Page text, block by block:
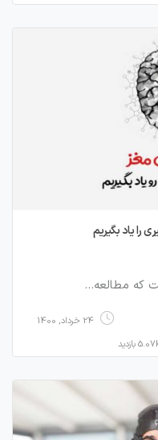
را یاد بگیریم
که مطالعه…
24 خرداد, 1400